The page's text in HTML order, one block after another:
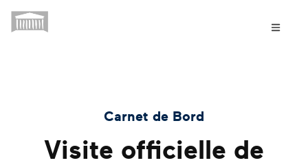
Carnet de Bord
Visite officielle de